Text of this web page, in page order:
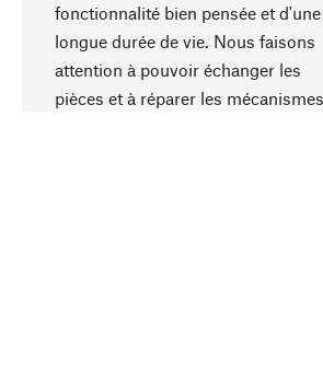
fonctionnalité bien pensée et d'une
longue durée de vie. Nous faisons
attention à pouvoir échanger les
pièces et à réparer les